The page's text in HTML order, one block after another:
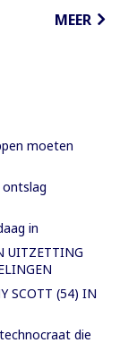
MEER
moeten
in
UITZETTING
SCOTT (54) IN
die